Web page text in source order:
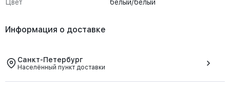
Цвет белый/белый
Информация о доставке
Санкт-Петербург
Населённый пункт доставки